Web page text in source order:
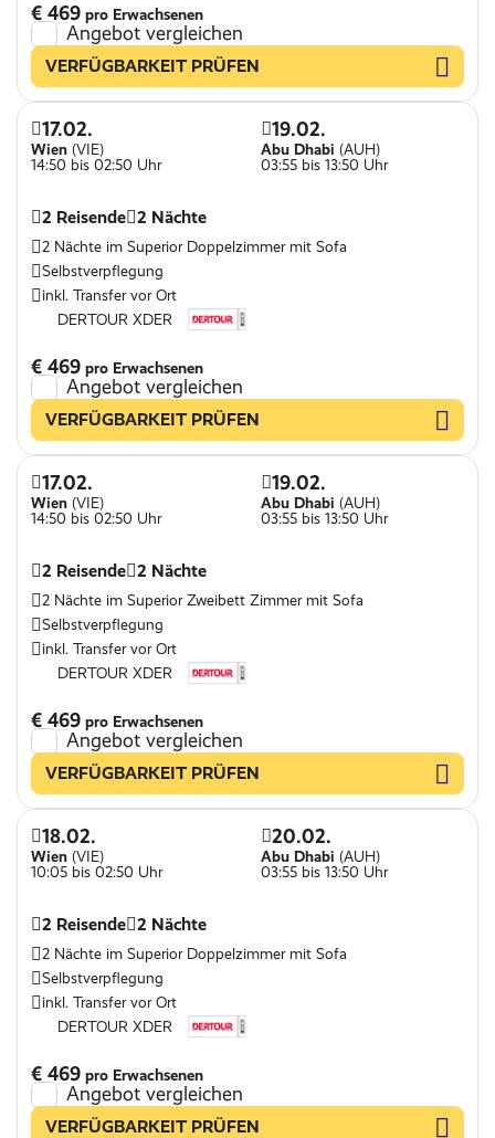
€ 469 pro Erwachsenen
Angebot vergleichen
VERFÜGBARKEIT PRÜFEN
17.02.
Wien (VIE)
14:50 bis 02:50 Uhr
19.02.
Abu Dhabi (AUH)
03:55 bis 13:50 Uhr
2 Reisende 2 Nächte
2 Nächte im Superior Doppelzimmer mit Sofa
Selbstverpflegung
inkl. Transfer vor Ort
DERTOUR XDER
€ 469 pro Erwachsenen
Angebot vergleichen
VERFÜGBARKEIT PRÜFEN
17.02.
Wien (VIE)
14:50 bis 02:50 Uhr
19.02.
Abu Dhabi (AUH)
03:55 bis 13:50 Uhr
2 Reisende 2 Nächte
2 Nächte im Superior Zweibett Zimmer mit Sofa
Selbstverpflegung
inkl. Transfer vor Ort
DERTOUR XDER
€ 469 pro Erwachsenen
Angebot vergleichen
VERFÜGBARKEIT PRÜFEN
18.02.
Wien (VIE)
10:05 bis 02:50 Uhr
20.02.
Abu Dhabi (AUH)
03:55 bis 13:50 Uhr
2 Reisende 2 Nächte
2 Nächte im Superior Doppelzimmer mit Sofa
Selbstverpflegung
inkl. Transfer vor Ort
DERTOUR XDER
€ 469 pro Erwachsenen
Angebot vergleichen
VERFÜGBARKEIT PRÜFEN